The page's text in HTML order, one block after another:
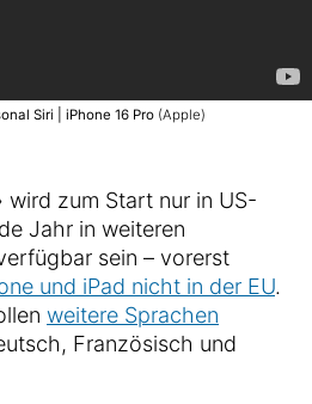
Siri | iPhone 16 Pro (Apple)
wird zum Start nur in US-
Jahr in weiteren
sein – vorerst
und iPad nicht in der EU.
weitere Sprachen
Französisch und